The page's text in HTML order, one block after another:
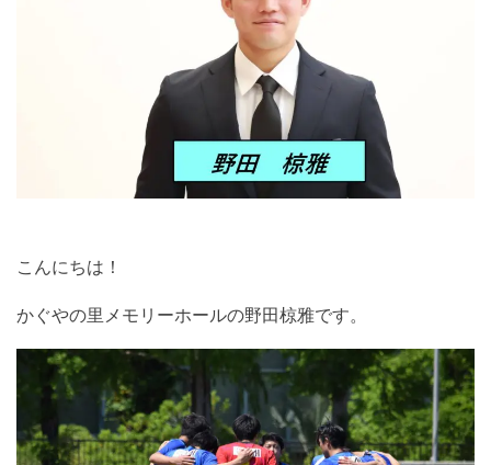
こんにちは！
かぐやの里メモリーホールの野田椋雅です。